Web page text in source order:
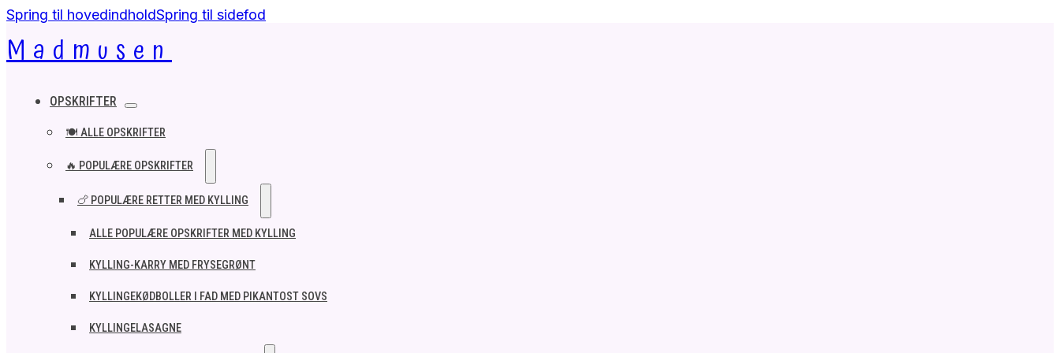
Spring til hovedindholdSpring til sidefod
Madmusen
OPSKRIFTER
🍽️ ALLE OPSKRIFTER
🔥 POPULÆRE OPSKRIFTER
🍗 POPULÆRE RETTER MED KYLLING
ALLE POPULÆRE OPSKRIFTER MED KYLLING
KYLLING-KARRY MED FRYSEGRØNT
KYLLINGEKØDBOLLER I FAD MED PIKANTOST SOVS
KYLLINGELASAGNE